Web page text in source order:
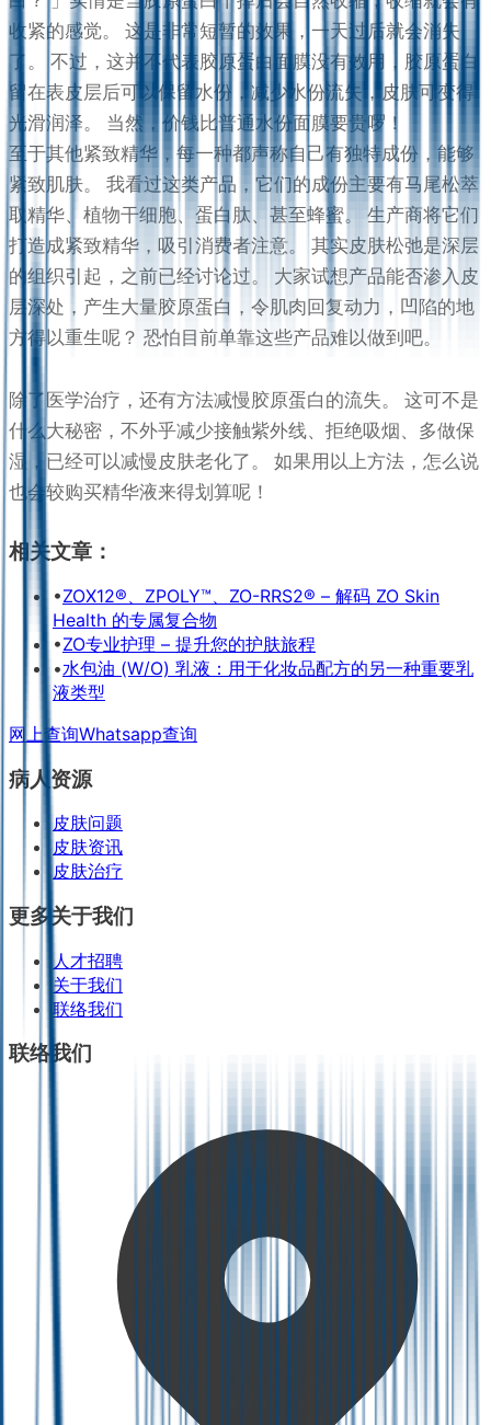
收紧的感觉。 这是非常短暂的效果，一天过后就会消失
了。 不过，这并不代表胶原蛋白面膜没有效用，胶原蛋白
留在表皮层后可以保留水份，减少水份流失，皮肤可变得
光滑润泽。 当然，价钱比普通水份面膜要贵啰！
至于其他紧致精华，每一种都声称自己有独特成份，能够
紧致肌肤。 我看过这类产品，它们的成份主要有马尾松萃
取精华、植物干细胞、蛋白肽、甚至蜂蜜。 生产商将它们
打造成紧致精华，吸引消费者注意。 其实皮肤松弛是深层
的组织引起，之前已经讨论过。 大家试想产品能否渗入皮
层深处，产生大量胶原蛋白，令肌肉回复动力，凹陷的地
方得以重生呢？ 恐怕目前单靠这些产品难以做到吧。
除了医学治疗，还有方法减慢胶原蛋白的流失。 这可不是
什么大秘密，不外乎减少接触紫外线、拒绝吸烟、多做保
湿，已经可以减慢皮肤老化了。 如果用以上方法，怎么说
也会较购买精华液来得划算呢！
相关文章：
•ZOX12®、ZPOLY™、ZO-RRS2® – 解码 ZO Skin
Health 的专属复合物
•ZO专业护理 – 提升您的护肤旅程
•水包油 (W/O) 乳液：用于化妆品配方的另一种重要乳
液类型
网上查询Whatsapp查询
病人资源
皮肤问题
皮肤资讯
皮肤治疗
更多关于我们
人才招聘
关于我们
联络我们
联络我们